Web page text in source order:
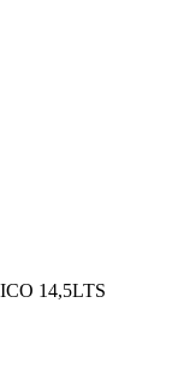
14,5LTS